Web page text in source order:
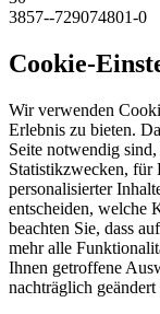
3857--729074801-0
Cookie-
Wir verwenden
Erlebnis zu bieten.
Seite notwendig
Statistikzwecken, für
personalisierter
entscheiden, welche
beachten Sie, dass
mehr alle
Ihnen getroffene
nachträglich geändert